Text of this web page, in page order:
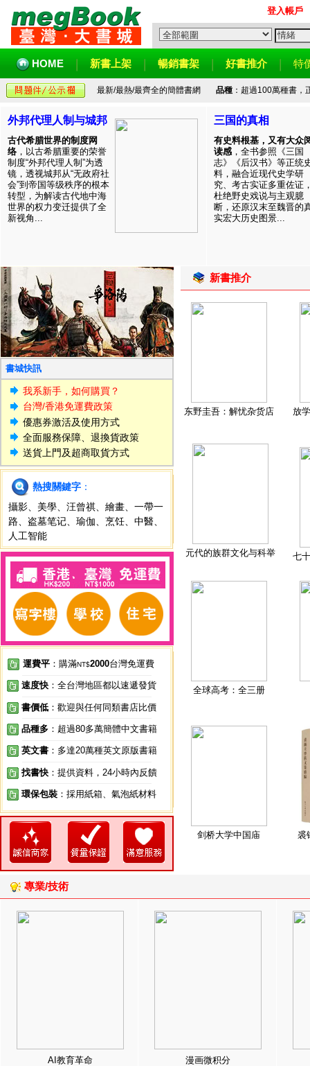
登入帳戶
HOME 新書上架 暢銷書架 好書推介 特
最新/最熱/最齊全的簡體書網 品種：超過100萬種書，
外邦代理人制与城邦
古代希腊世界的制度网
络 ，以古希腊重要的荣誉
制度“外邦代理人制”为透
镜，透视城邦从“无政府社
会”到帝国等级秩序的根本
转型，为解读古代地中海
世界的权力变迁提供了全
新视角...
三国的真相
有史料根基，又有大众
读感 ，全书参照《三国
志》《后汉书》等正统
料，融合近现代史学研
究、考古实证多重佐证
杜绝野史戏说与主观臆
断，还原汉末至魏晋的
实宏大历史图景...
書城快訊
我系新手，如何購買？
台灣/香港免運費政策
優惠券激活及使用方式
全面服務保障、退換貨政策
送貨上門及超商取貨方式
熱搜關鍵字 ：
攝影
美學 汪曾祺 繪畫
一帶一
路
盗墓笔记 瑜伽 烹饪 中醫
人工智能
運費平 ：購滿NT$2000台灣免運費
速度快 ：全台灣地區都以速遞發貨
書價低 ：歡迎與任何同類書店比價
品種多 ：超過80多萬簡體中文書籍
英文書 ：多達20萬種英文原版書籍
找書快 ：提供資料，24小時內反饋
環保包裝 ：採用紙箱、氣泡紙材料
新書推介
东野圭吾：解忧杂货店 放
元代的族群文化与科举 七
全球高考：全三册
剑桥大学中国庙 裘
專業/技術
AI教育革命 漫画微积分